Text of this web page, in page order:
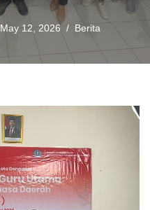
May 12, 2026 Berita